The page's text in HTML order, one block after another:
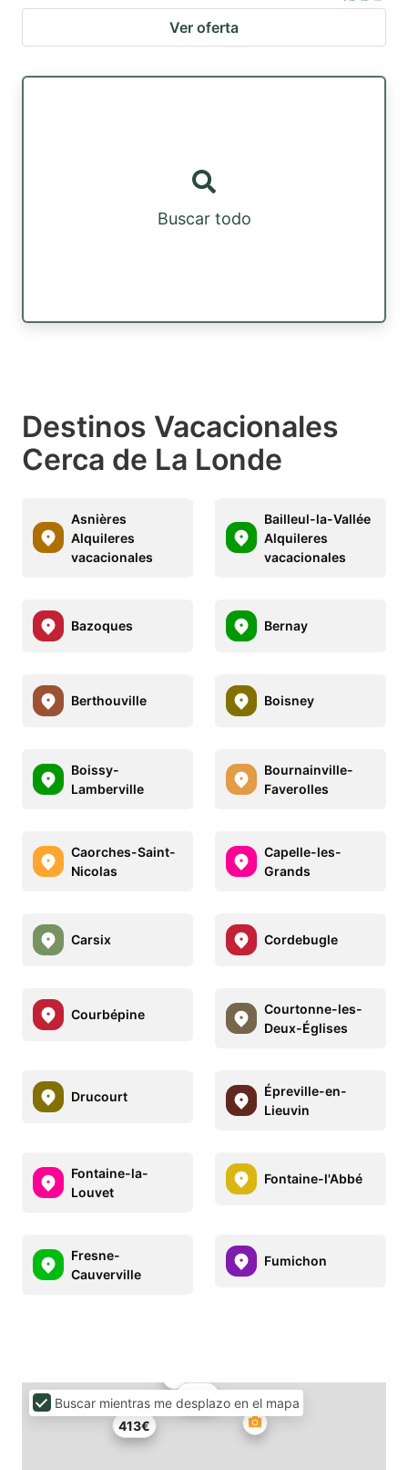
Ver oferta
Buscar todo
Destinos Vacacionales
Cerca de La Londe
Asnières
Alquileres
vacacionales
Bailleul-la-Vallée
Alquileres
vacacionales
Bazoques Bernay
Berthouville Boisney
Boissy-
Lamberville
Bournainville-
Faverolles
Caorches-Saint-
Nicolas
Capelle-les-
Grands
Carsix Cordebugle
Courbépine
Courtonne-les-
Deux-Églises
Drucourt
Épreville-en-
Lieuvin
Fontaine-la-
Louvet
Fontaine-l'Abbé
Fresne-
Cauverville
Fumichon
413€
179€
Buscar mientras me desplazo en el mapa